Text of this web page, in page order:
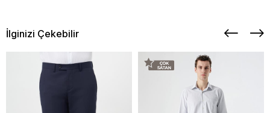
İlginizi Çekebilir